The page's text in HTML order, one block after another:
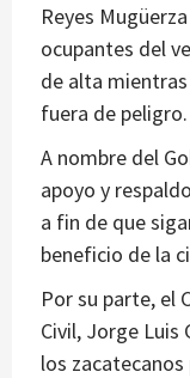
Reyes
ocupantes del
de alta
fuera de peligro.
A nombre del
apoyo y
a fin de que
beneficio de la
Por su parte, el
Civil, Jorge Luis
los